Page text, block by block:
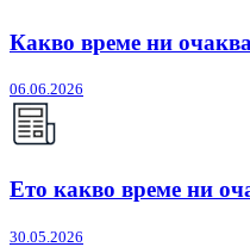
Какво време ни
06.06.2026
Ето какво време ни
30.05.2026